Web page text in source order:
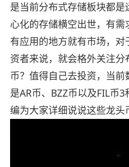
是当前分布式存储板块都
心化的存储横空出世，有需
有应用的地方就有市场，
资者来说，就会格外关注
币？值得自己去投资，当
是AR币、BZZ币以及FIL币
编为大家详细说说这些龙头